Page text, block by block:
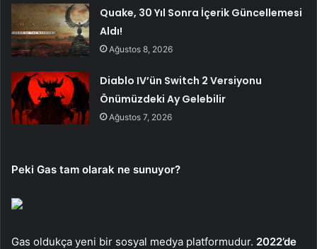
Quake, 30 Yıl Sonra İçerik Güncellemesi
Aldı!
Ağustos 8, 2026
Diablo IV’ün Switch 2 Versiyonu
Önümüzdeki Ay Gelebilir
Ağustos 7, 2026
Peki Gas tam olarak ne sunuyor?
Gas oldukça yeni bir sosyal medya platformudur. 2022’de